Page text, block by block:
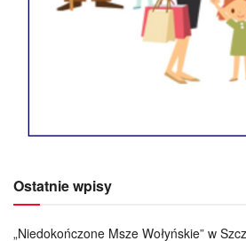
Ostatnie wpisy
„Niedokończone Msze Wołyńskie” w